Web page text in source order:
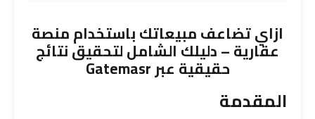
ازاي تضاعف مبيعاتك باستخداممنصة
عقارية– دليلك الشامل لتحقيق نتائج
حقيقية عبرGatemasr
المقدمة